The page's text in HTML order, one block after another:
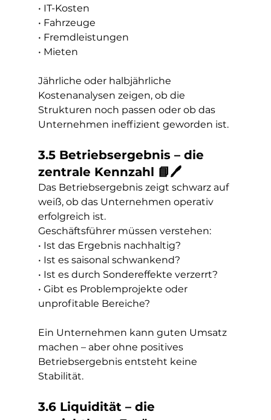
• IT-Kosten
• Fahrzeuge
• Fremdleistungen
• Mieten
Jährliche oder halbjährliche
Kostenanalysen zeigen, ob die
Strukturen noch passen oder ob das
Unternehmen ineffizient geworden ist.
3.5 Betriebsergebnis – die
zentrale Kennzahl 📘🖊️
Das Betriebsergebnis zeigt schwarz auf
weiß, ob das Unternehmen operativ
erfolgreich ist.
Geschäftsführer müssen verstehen:
• Ist das Ergebnis nachhaltig?
• Ist es saisonal schwankend?
• Ist es durch Sondereffekte verzerrt?
• Gibt es Problemprojekte oder
unprofitable Bereiche?
Ein Unternehmen kann guten Umsatz
machen – aber ohne positives
Betriebsergebnis entsteht keine
Stabilität.
3.6 Liquidität – die